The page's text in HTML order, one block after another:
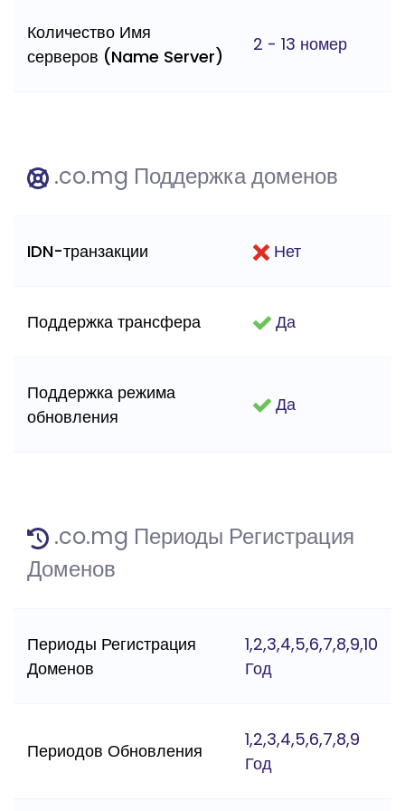
Количество Имя
серверов (Name Server)
2 - 13 номер
.co.mg Поддержка доменов
IDN-транзакции Нет
Поддержка трансфера Да
Поддержка режима
обновления
Да
.co.mg Периоды Регистрация
Доменов
Периоды Регистрация
Доменов
1,2,3,4,5,6,7,8,9,10
Год
Периодов Обновления
1,2,3,4,5,6,7,8,9
Год